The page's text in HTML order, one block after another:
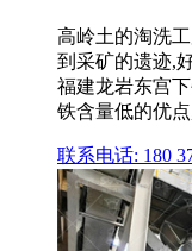
高岭土的淘洗
到采矿的遗迹,
福建龙岩东宫
铁含量低的优
联系电话: 180